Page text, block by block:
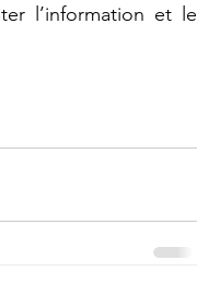
l’information et le